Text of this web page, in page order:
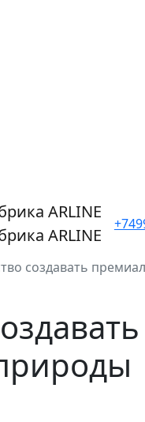
создавать